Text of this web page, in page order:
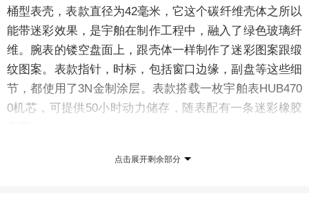
桶型表壳，表款直径为42毫米，它这个碳纤维壳体之所以
能带迷彩效果，是宇舶在制作工程中，融入了绿色玻璃纤
维。腕表的镂空盘面上，跟壳体一样制作了迷彩图案跟缎
纹图案。 表款指针，时标，包括窗口边缘，副盘等这些细
节，都使用了3N金制涂层。表款搭载一枚宇舶表HUB470
0机芯，可提供50小时动力储存，随表配有一条迷彩橡胶
真力时DEFY系列10.9100.9004/22.I200
点击展开剩余部分